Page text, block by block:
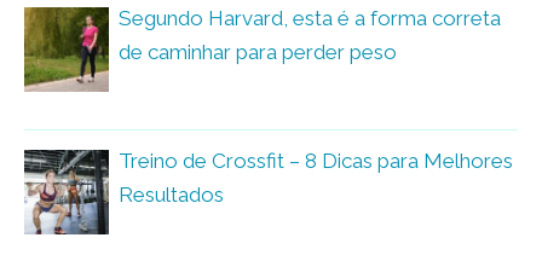
Segundo Harvard, esta é a forma correta
de caminhar para perder peso
Treino de Crossfit – 8 Dicas para Melhores
Resultados